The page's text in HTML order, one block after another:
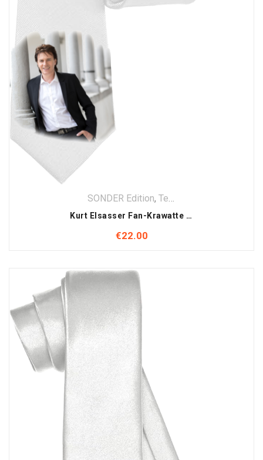
SONDER Edition, Textilien
Kurt Elsasser Fan-Krawatte in Braun– Stilvoll wie der Star selbst!
€22.00